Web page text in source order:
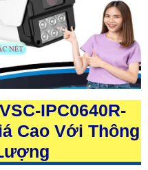
IPC0640R-
Cao Với Thông